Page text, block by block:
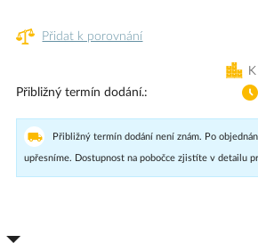
Přidat k porovnání
Přibližný termín dodání.
Přibližný termín dodání není znám. Po
upřesníme. Dostupnost na pobočce zjistíte v detailu